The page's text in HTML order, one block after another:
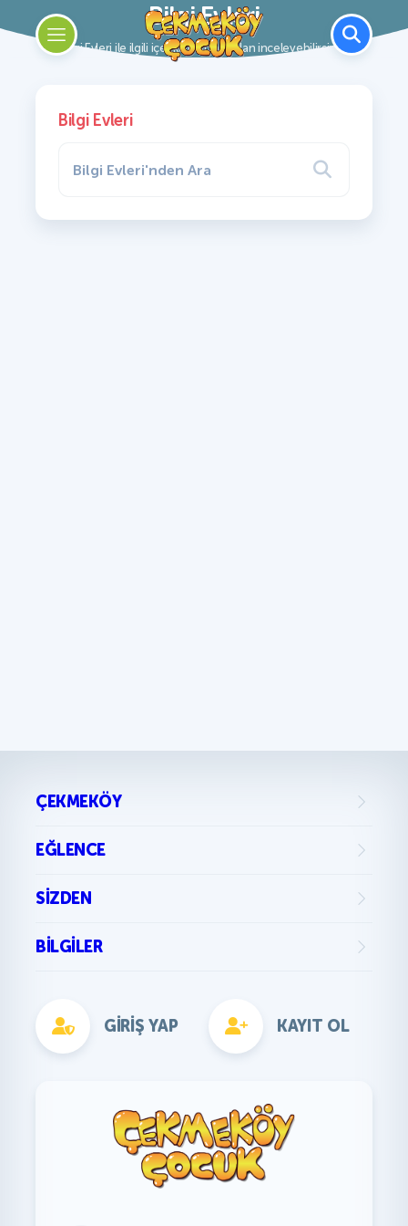
Bilgi Evleri
Bilgi Evleri ile ilgili içerikleri bu alandan inceleyebilirsiniz.
Bilgi Evleri
ÇEKMEKÖY
EĞLENCE
SIZDEN
BILGILER
GIRIŞ YAP KAYIT OL